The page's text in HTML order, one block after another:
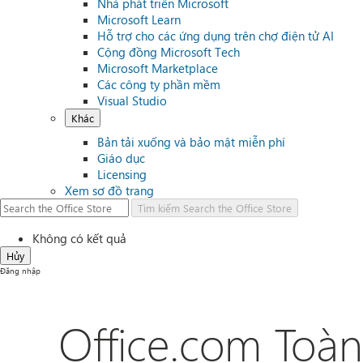
Nhà phát triển Microsoft
Microsoft Learn
Hỗ trợ cho các ứng dụng trên chợ điện tử AI
Cộng đồng Microsoft Tech
Microsoft Marketplace
Các công ty phần mềm
Visual Studio
Khác
Bản tải xuống và bảo mật miễn phí
Giáo dục
Licensing
Xem sơ đồ trang
Tìm kiếm Search the Office Store
Không có kết quả
Hủy
Đăng nhập
Office.com